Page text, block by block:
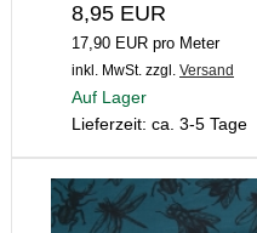
8,95 EUR
17,90 EUR pro Meter
inkl. MwSt. zzgl. Versand
Auf Lager
Lieferzeit: ca. 3-5 Tage